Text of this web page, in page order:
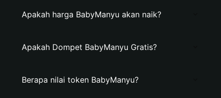
Apakah harga BabyManyu akan naik?
Apakah Dompet BabyManyu Gratis?
Berapa nilai token BabyManyu?